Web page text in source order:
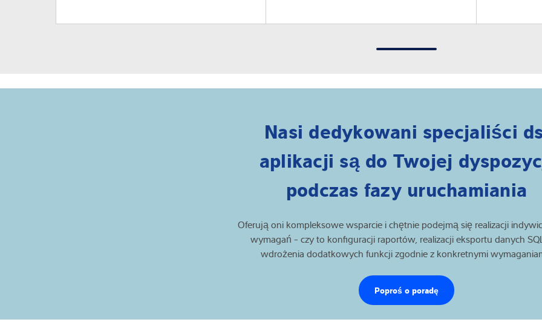
Nasi dedykowani specjaliści
aplikacji są do Twojej
podczas fazy uruchamiania
Oferują oni kompleksowe wsparcie i chętnie podejmą się realizacji
wymagań - czy to konfiguracji raportów, realizacji eksportu danych
wdrożenia dodatkowych funkcji zgodnie z konkretnymi
Poproś o poradę